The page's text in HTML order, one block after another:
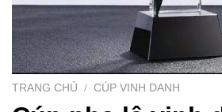
TRANG CHỦ / CÚP VINH DANH